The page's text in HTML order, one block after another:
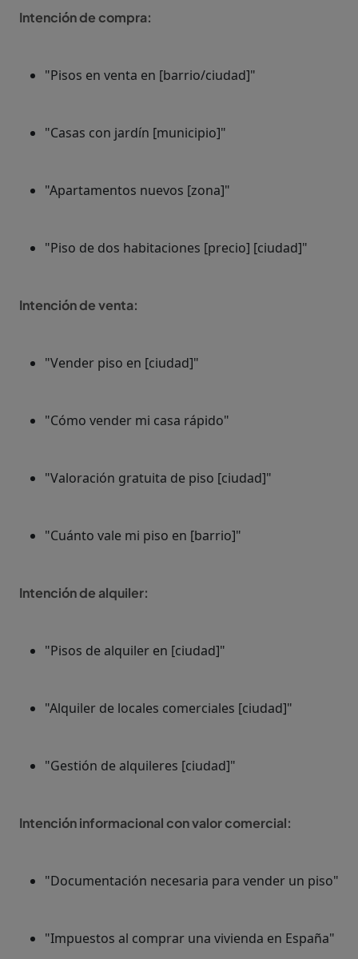
Intención de compra:
"Pisos en venta en [barrio/ciudad]"
"Casas con jardín [municipio]"
"Apartamentos nuevos [zona]"
"Piso de dos habitaciones [precio] [ciudad]"
Intención de venta:
"Vender piso en [ciudad]"
"Cómo vender mi casa rápido"
"Valoración gratuita de piso [ciudad]"
"Cuánto vale mi piso en [barrio]"
Intención de alquiler:
"Pisos de alquiler en [ciudad]"
"Alquiler de locales comerciales [ciudad]"
"Gestión de alquileres [ciudad]"
Intención informacional con valor comercial:
"Documentación necesaria para vender un piso"
"Impuestos al comprar una vivienda en España"